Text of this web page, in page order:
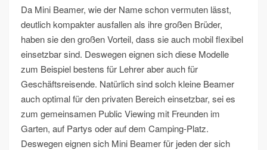
Da Mini Beamer, wie der Name schon vermuten lässt,
deutlich kompakter ausfallen als ihre großen Brüder,
haben sie den großen Vorteil, dass sie auch mobil flexibel
einsetzbar sind. Deswegen eignen sich diese Modelle
zum Beispiel bestens für Lehrer aber auch für
Geschäftsreisende. Natürlich sind solch kleine Beamer
auch optimal für den privaten Bereich einsetzbar, sei es
zum gemeinsamen Public Viewing mit Freunden im
Garten, auf Partys oder auf dem Camping-Platz.
Deswegen eignen sich Mini Beamer für jeden der sich